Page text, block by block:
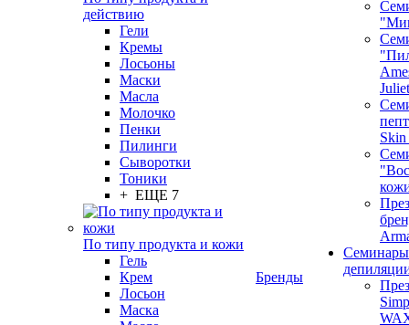
действию
Гели
Кремы
Лосьоны
Маски
Масла
Молочко
Пенки
Пилинги
Сыворотки
Тоники
+ ЕЩЕ 7
По типу продукта и кожи
Гель
Крем
Лосьон
Маска
Бренды